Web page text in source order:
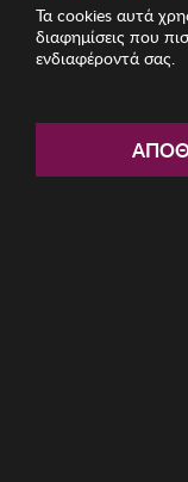
Τα cookies αυτά
διαφημίσεις που
ενδιαφέροντά σας.